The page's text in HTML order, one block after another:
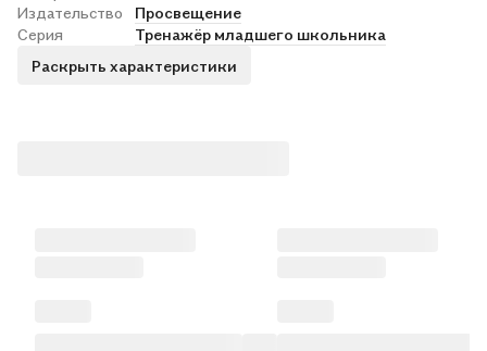
Издательство
Просвещение
Серия
Тренажёр младшего школьника
Раскрыть характеристики